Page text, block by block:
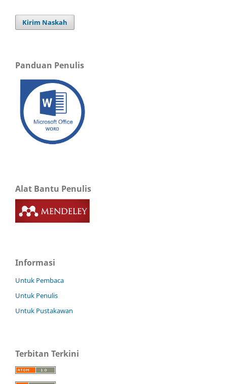
Kirim Naskah
Panduan Penulis
Alat Bantu Penulis
Informasi
Untuk Pembaca
Untuk Penulis
Untuk Pustakawan
Terbitan Terkini